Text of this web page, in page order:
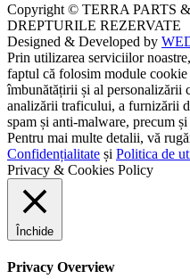
Copyright © TERRA PARTS
DREPTURILE REZERVATE
Designed & Developed by
Prin utilizarea serviciilor
faptul că folosim module
îmbunătățirii și al personalizării
analizării traficului, a furnizării
spam și anti-malware, precum
Pentru mai multe detalii, vă
Confidențialitate și Politica de
Privacy & Cookies Policy
Închide
Privacy Overview